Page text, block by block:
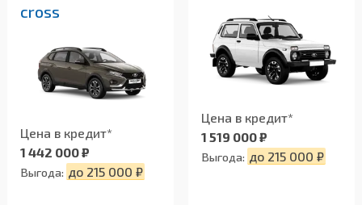
cross
Цена в кредит*
1 442 000 ₽
Выгода: до 215 000 ₽
Цена в кредит*
1 519 000 ₽
Выгода: до 215 000 ₽